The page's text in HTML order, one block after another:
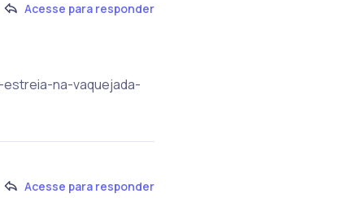
Acesse para responder
estreia-na-vaquejada-
Acesse para responder